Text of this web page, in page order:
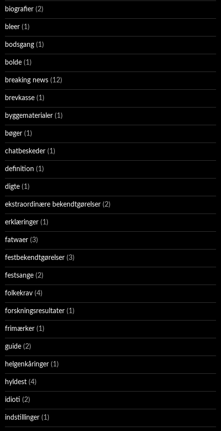
biografier (2)
bleer (1)
bodsgang (1)
bolde (1)
breaking news (12)
brevkasse (1)
byggematerialer (1)
bøger (1)
chatbeskeder (1)
definition (1)
digte (1)
ekstraordinære bekendtgørelser (2)
erklæringer (1)
fatwaer (3)
festbekendtgørelser (3)
festsange (2)
folkekrav (4)
forskningsresultater (1)
frimærker (1)
guide (2)
helgenkåringer (1)
hyldest (4)
idioti (2)
indstillinger (1)